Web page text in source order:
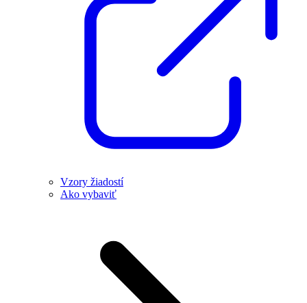
Vzory žiadostí
Ako vybaviť